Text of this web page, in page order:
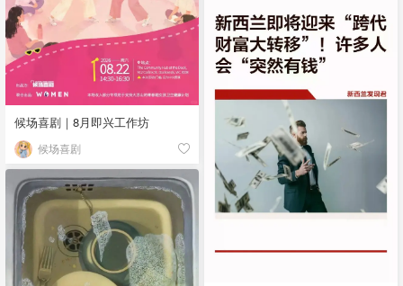
候场喜剧｜8月即兴工作坊
候场喜剧